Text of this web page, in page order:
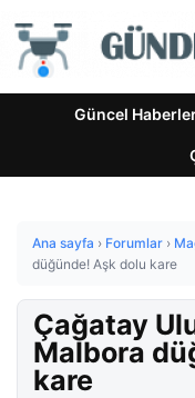
Güncel
Ana sayfa › Forumlar ›
düğünde! Aşk dolu kare
Çağatay
Malbora
kare